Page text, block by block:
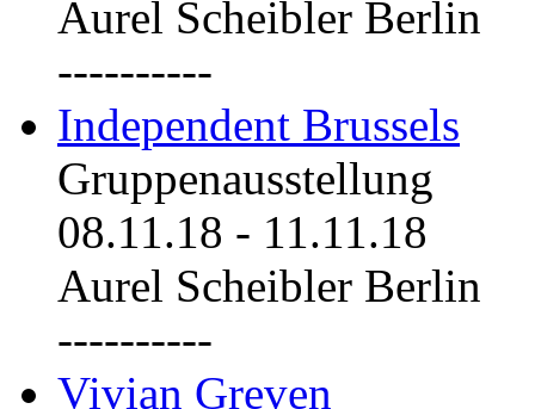
Aurel Scheibler Berlin
----------
Independent Brussels
Gruppenausstellung
08.11.18 - 11.11.18
Aurel Scheibler Berlin
----------
Vivian Greven